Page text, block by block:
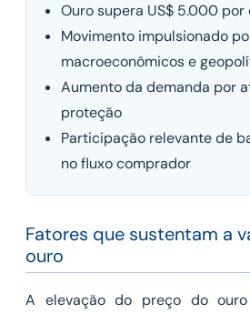
Ouro supera US$ 5.000
Movimento impulsionado
macroeconômicos e
Aumento da demanda por
proteção
Participação relevante de
no fluxo comprador
Fatores que sustentam a
ouro
A elevação do preço do